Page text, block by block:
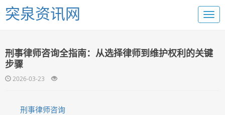
突泉资讯网
刑事律师咨询全指南：从选择律师到维护权利的关键
步骤
2026-03-23
刑事律师咨询